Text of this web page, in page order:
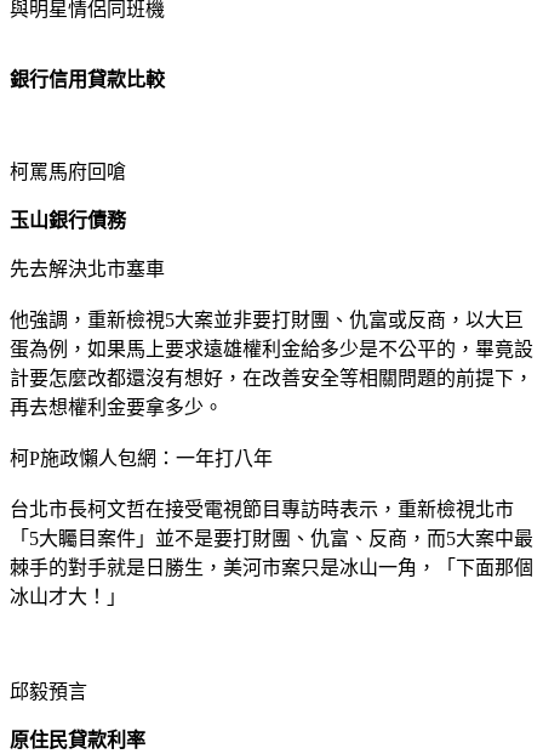
與明星情侶同班機
銀行信用貸款比較
柯罵馬府回嗆
玉山銀行債務
先去解決北市塞車
他強調，重新檢視5大案並非要打財團、仇富或反商，以大巨
蛋為例，如果馬上要求遠雄權利金給多少是不公平的，畢竟設
計要怎麼改都還沒有想好，在改善安全等相關問題的前提下，
再去想權利金要拿多少。
柯P施政懶人包網：一年打八年
台北市長柯文哲在接受電視節目專訪時表示，重新檢視北市
「5大矚目案件」並不是要打財團、仇富、反商，而5大案中最
棘手的對手就是日勝生，美河市案只是冰山一角，「下面那個
冰山才大！」
邱毅預言
原住民貸款利率